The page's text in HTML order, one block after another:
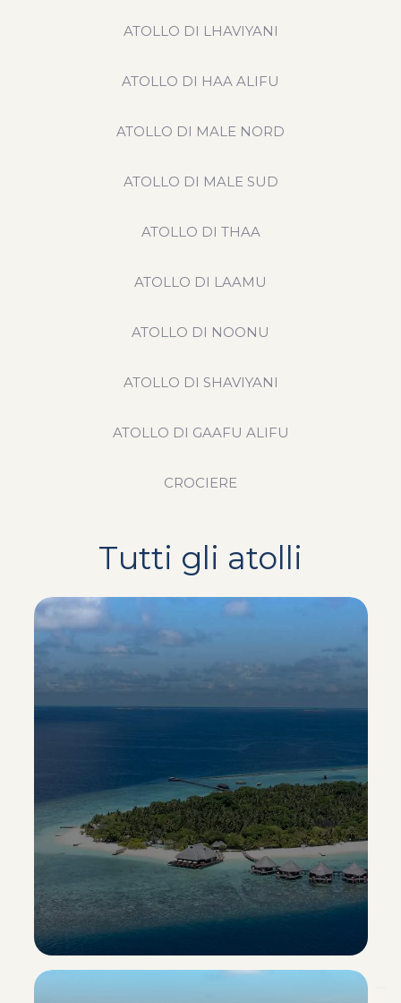
ATOLLO DI LHAVIYANI
ATOLLO DI HAA ALIFU
ATOLLO DI MALE NORD
ATOLLO DI MALE SUD
ATOLLO DI THAA
ATOLLO DI LAAMU
ATOLLO DI NOONU
ATOLLO DI SHAVIYANI
ATOLLO DI GAAFU ALIFU
CROCIERE
Tutti gli atolli